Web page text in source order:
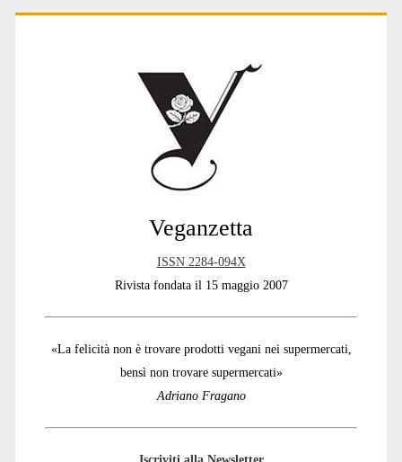
Primary
Veganzetta
ISSN 2284-094X
Rivista fondata il 15 maggio 2007
«La felicità non è trovare prodotti vegani nei supermercati,
bensì non trovare supermercati»
Adriano Fragano